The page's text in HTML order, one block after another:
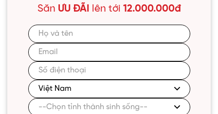
Săn ƯU ĐÃI lên tới 12.000.000đ